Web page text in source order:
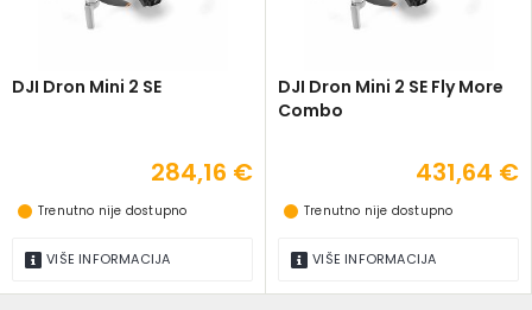
DJI Dron Mini 2 SE
284,16 €
Trenutno nije dostupno
VIŠE INFORMACIJA
DJI Dron Mini 2 SE Fly More
Combo
431,64 €
Trenutno nije dostupno
VIŠE INFORMACIJA